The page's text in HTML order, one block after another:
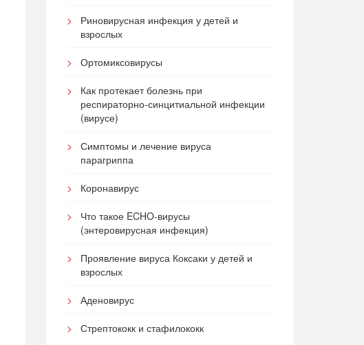
Риновирусная инфекция у детей и
взрослых
Ортомиксовирусы
Как протекает болезнь при
респираторно-синцитиальной инфекции
(вирусе)
Симптомы и лечение вируса
парагриппа
Коронавирус
Что такое ECHO-вирусы
(энтеровирусная инфекция)
Проявление вируса Коксаки у детей и
взрослых
Аденовирус
Стрептококк и стафилококк